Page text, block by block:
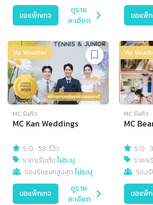
ขอแพ็กเกจ
ดูราย
ละเอียด
ขอแพ็ก
Vip Voucher
MC รันคิว
MC Kan Weddings
5.0 · 58 รีวิว
ราคาเริ่มต้นไม่ระบุ
รองรับแขกสูงสุดไม่ระบุ
ขอแพ็กเกจ
ดูราย
ละเอียด
Vip
MC รันคิว
MC
5.0 ·
ราคา
รอง
ขอแพ็ก